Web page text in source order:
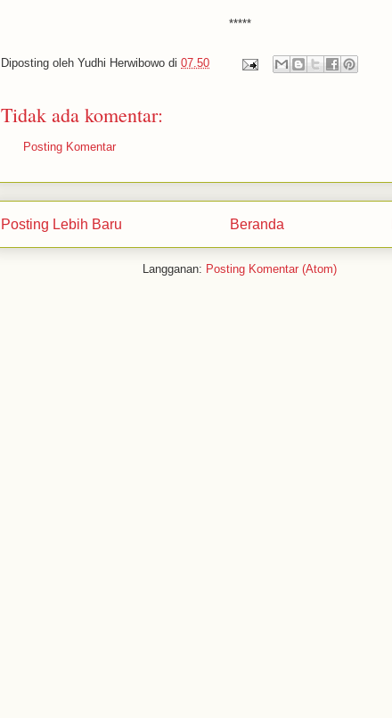
*****
Diposting oleh Yudhi Herwibowo di 07.50
Tidak ada komentar:
Posting Komentar
Posting Lebih Baru Beranda
Langganan: Posting Komentar (Atom)